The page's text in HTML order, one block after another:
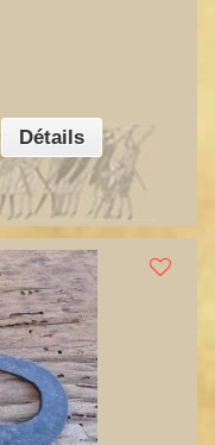
Détails